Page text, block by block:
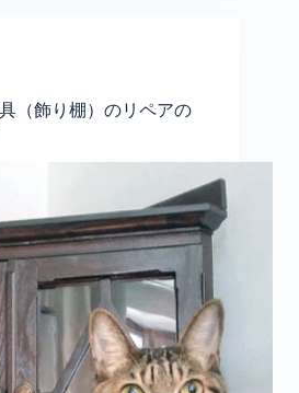
（飾り棚）のリペアの